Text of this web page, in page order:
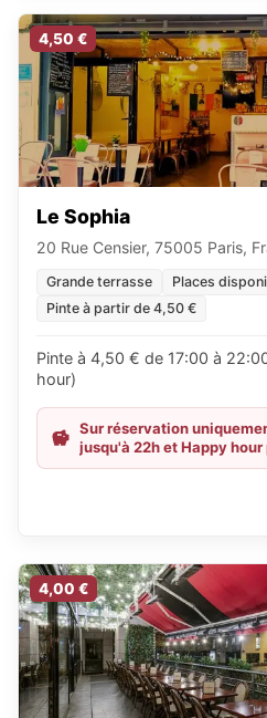
4,50 €
Le Sophia
20 Rue Censier, 75005 Paris,
Grande terrasse Places
Pinte à partir de 4,50 €
Pinte à 4,50 € de 17:00 à
hour)
Sur réservation
jusqu'à 22h et Happy
verre de vin jusqu'à 23h
4,00 €